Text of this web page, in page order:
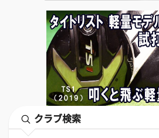
クラブ検索